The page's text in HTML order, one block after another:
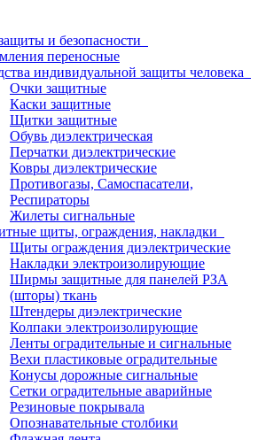
и безопасности
переносные
индивидуальной защиты человека
Очки защитные
Каски защитные
Щитки защитные
Обувь диэлектрическая
Перчатки диэлектрические
Ковры диэлектрические
Противогазы, Самоспасатели,
Респираторы
Жилеты сигнальные
щиты, ограждения, накладки
Щиты ограждения диэлектрические
Накладки электроизолирующие
Ширмы защитные для панелей РЗА
(шторы) ткань
Штендеры диэлектрические
Колпаки электроизолирующие
Ленты оградительные и сигнальные
Вехи пластиковые оградительные
Конусы дорожные сигнальные
Сетки оградительные аварийные
Резиновые покрывала
Опознавательные столбики